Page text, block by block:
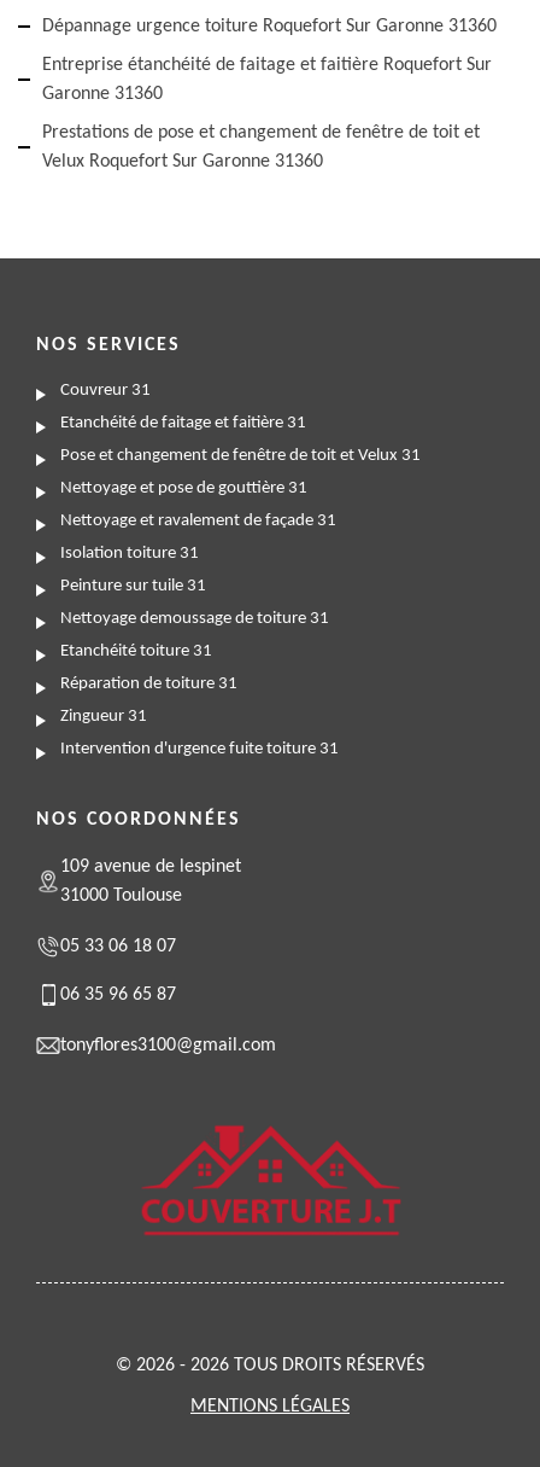
Dépannage urgence toiture Roquefort Sur Garonne 31360
Entreprise étanchéité de faitage et faitière Roquefort Sur
Garonne 31360
Prestations de pose et changement de fenêtre de toit et
Velux Roquefort Sur Garonne 31360
NOS SERVICES
Couvreur 31
Etanchéité de faitage et faitière 31
Pose et changement de fenêtre de toit et Velux 31
Nettoyage et pose de gouttière 31
Nettoyage et ravalement de façade 31
Isolation toiture 31
Peinture sur tuile 31
Nettoyage demoussage de toiture 31
Etanchéité toiture 31
Réparation de toiture 31
Zingueur 31
Intervention d'urgence fuite toiture 31
NOS COORDONNÉES
109 avenue de lespinet
31000 Toulouse
05 33 06 18 07
06 35 96 65 87
tonyflores3100@gmail.com
© 2026 - 2026 TOUS DROITS RÉSERVÉS
MENTIONS LÉGALES